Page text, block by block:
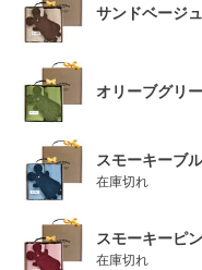
サンドベージ
オリーブグリ
スモーキーブ
在庫切れ
スモーキーピ
在庫切れ